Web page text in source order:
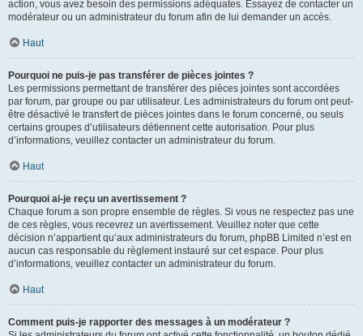
action, vous avez besoin des permissions adéquates. Essayez de contacter un
modérateur ou un administrateur du forum afin de lui demander un accès.
Haut
Pourquoi ne puis-je pas transférer de pièces jointes ?
Les permissions permettant de transférer des pièces jointes sont accordées
par forum, par groupe ou par utilisateur. Les administrateurs du forum ont peut-
être désactivé le transfert de pièces jointes dans le forum concerné, ou seuls
certains groupes d’utilisateurs détiennent cette autorisation. Pour plus
d’informations, veuillez contacter un administrateur du forum.
Haut
Pourquoi ai-je reçu un avertissement ?
Chaque forum a son propre ensemble de règles. Si vous ne respectez pas une
de ces règles, vous recevrez un avertissement. Veuillez noter que cette
décision n’appartient qu’aux administrateurs du forum, phpBB Limited n’est en
aucun cas responsable du règlement instauré sur cet espace. Pour plus
d’informations, veuillez contacter un administrateur du forum.
Haut
Comment puis-je rapporter des messages à un modérateur ?